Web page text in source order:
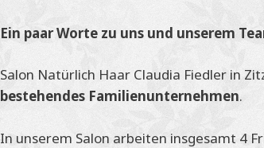
Ein paar Worte zu uns und unserem
Salon Natürlich Haar Claudia Fiedler in
bestehendes Familienunternehmen.
In unserem Salon arbeiten insgesamt 4